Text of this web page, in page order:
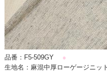
品番：F5-509GY●
生地名：麻混中厚ローゲージニット